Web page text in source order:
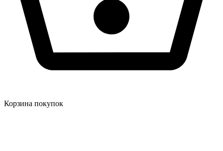
Корзина покупок